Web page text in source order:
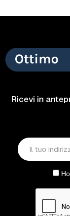
Ricevi in